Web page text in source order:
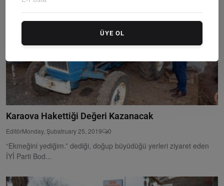
Karaova Hakettiği Değeri Kazanacak
EditörMonday, Şubatruary 25, 2019 0
“Ekmeğini yediğim.” dediği, doğup büyüdüğü yerleri ziyaret eden
İYİ Parti Bod...
ÜYE OL